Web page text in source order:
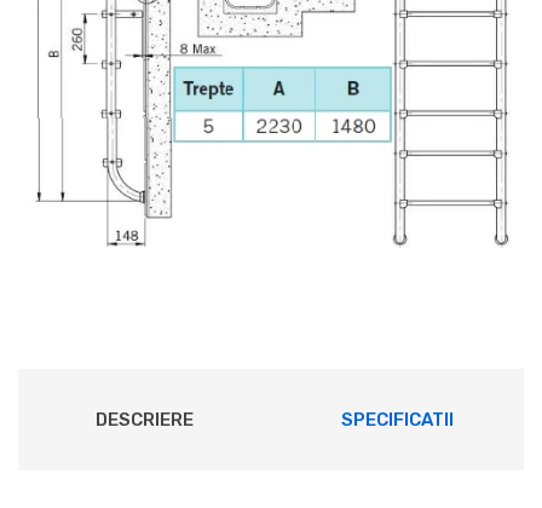
DESCRIERE SPECIFICATII